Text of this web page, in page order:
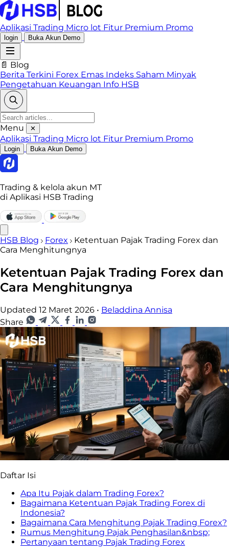
Aplikasi Trading Micro lot Fitur Premium Promo
login Buka Akun Demo
📄 Blog
Berita Terkini Forex Emas Indeks Saham Minyak
Pengetahuan Keuangan Info HSB
Menu ✕
Aplikasi Trading Micro lot Fitur Premium Promo
Login Buka Akun Demo
Trading & kelola akun MT
di Aplikasi HSB Trading
HSB Blog Forex
Ketentuan Pajak Trading Forex dan
Cara Menghitungnya
Ketentuan Pajak Trading Forex dan
Cara Menghitungnya
Updated 12 Maret 2026 • Beladdina Annisa
Share
Daftar Isi
Apa Itu Pajak dalam Trading Forex?
Bagaimana Ketentuan Pajak Trading Forex di
Indonesia?
Bagaimana Cara Menghitung Pajak Trading Forex?
Rumus Menghitung Pajak Penghasilan&nbsp;
Pertanyaan tentang Pajak Trading Forex